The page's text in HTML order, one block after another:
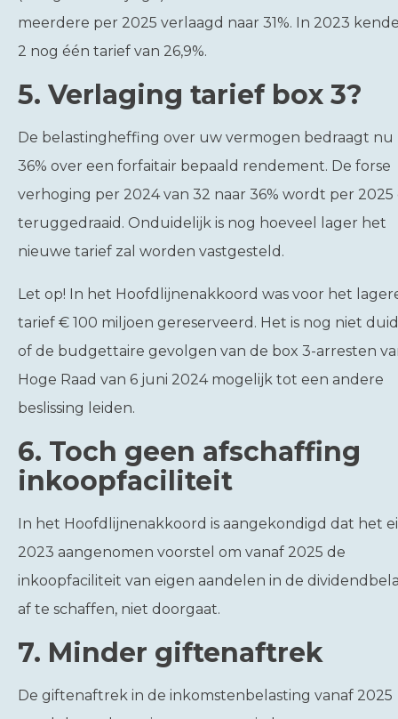
meerdere per 2025 verlaagd naar 31%. In 2023
2 nog één tarief van 26,9%.
5. Verlaging tarief box 3?
De belastingheffing over uw vermogen bedraagt nu
36% over een forfaitair bepaald rendement. De forse
verhoging per 2024 van 32 naar 36% wordt per 2025
teruggedraaid. Onduidelijk is nog hoeveel lager het
nieuwe tarief zal worden vastgesteld.
Let op! In het Hoofdlijnenakkoord was voor het
tarief € 100 miljoen gereserveerd. Het is nog niet
of de budgettaire gevolgen van de box 3-arresten
Hoge Raad van 6 juni 2024 mogelijk tot een andere
beslissing leiden.
6. Toch geen afschaffing
inkoopfaciliteit
In het Hoofdlijnenakkoord is aangekondigd dat het
2023 aangenomen voorstel om vanaf 2025 de
inkoopfaciliteit van eigen aandelen in de
af te schaffen, niet doorgaat.
7. Minder giftenaftrek
De giftenaftrek in de inkomstenbelasting vanaf 2025